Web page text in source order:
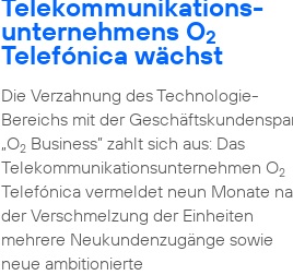
Telekommunikations­
unternehmens O2
Telefónica wächst
Die Verzahnung des Technologie-
Bereichs mit der
„O2Business” zahlt sich aus: Das
Telekommunikationsunternehmen O2
Telefónica vermeldet neun Monate
der Verschmelzung der Einheiten
mehrere Neukundenzugänge sowie
neue ambitionierte